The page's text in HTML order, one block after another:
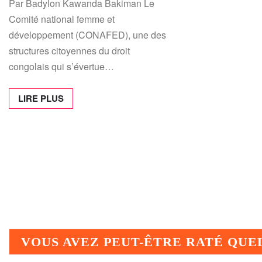
Par Badylon Kawanda Bakiman Le
Comité national femme et
développement (CONAFED), une des
structures citoyennes du droit
congolais qui s’évertue…
LIRE PLUS
VOUS AVEZ PEUT-ÊTRE RATÉ